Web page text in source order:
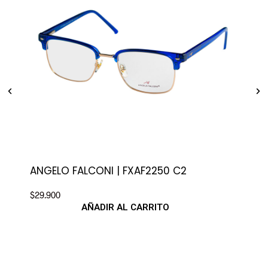
ANGELO FALCONI | FXAF2250 C2
$29.900
AÑADIR AL CARRITO